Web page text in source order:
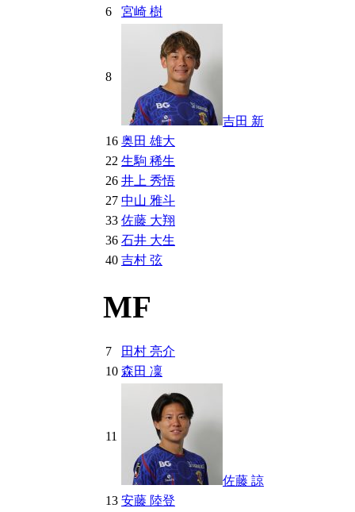
6
宮崎 樹
8
吉田 新
16 奥田 雄大
22 生駒 稀生
26 井上 秀悟
27 中山 雅斗
33 佐藤 大翔
36 石井 大生
40 吉村 弦
MF
7
田村 亮介
10 森田 凜
11
佐藤 諒
13 安藤 陸登